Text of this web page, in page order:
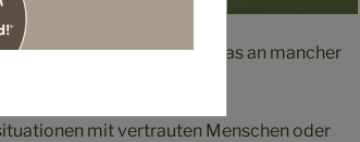
das submissive Grinsen, das an mancher
mit vertrauten Menschen oder